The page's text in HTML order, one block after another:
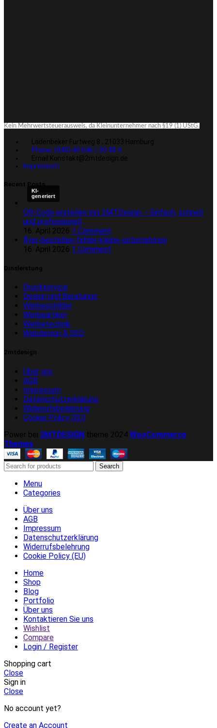
Kein Mehrwertsteuerausweis, da Kleinunternehmer nach §19 (1) UStG.
Ladenbeker Furtweg 8 , 21033 Hamburg
Phone: (040) 40 646 / 30 48 4
Email:Konstakt@2mtdesign.de
Impressum
Recent Posts
KI-
generiert
QR-Code erstellen mit 2MTDesign – Einfach, schnell
und professionell
16. April 2026 1 Comment
flyer-bestellen-fehler-kleine-unternehmen
16. April 2026 1 Comment
Dinsleistung
Druckservice
Design und Beratungs
Werbeschilder
Werbeartikel
Werbetechnik
Webdesign & SEO
2mtdesign
Über uns
AGB
Impressum
Datenschutzerklärung
Widerrufsbelehrung
Cookie Policy (EU)
Power bei 2MTDESIGN theme 2024 WooCommerce
Themes
Search
Menu
Categories
Über uns
AGB
Impressum
Datenschutzerklärung
Widerrufsbelehrung
Cookie Policy (EU)
Home
Shop
Blog
Portfolio
Über uns
Kontaktieren Sie uns
Wishlist
Compare
Login / Register
Shopping cart
Close
Sign in
Close
No account yet?
Create an Account